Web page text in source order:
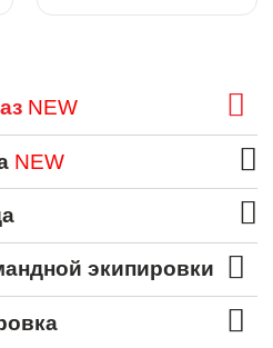
NEW
NEW
экипировки